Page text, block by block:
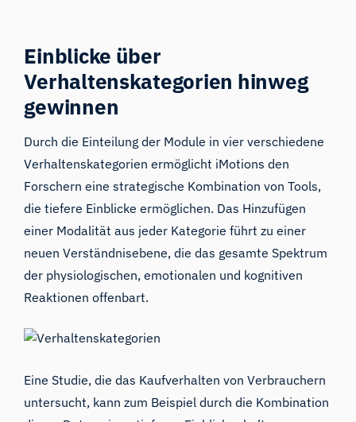
Einblicke über
Verhaltenskategorien hinweg
gewinnen
Durch die Einteilung der Module in vier verschiedene
Verhaltenskategorien ermöglicht iMotions den
Forschern eine strategische Kombination von Tools,
die tiefere Einblicke ermöglichen. Das Hinzufügen
einer Modalität aus jeder Kategorie führt zu einer
neuen Verständnisebene, die das gesamte Spektrum
der physiologischen, emotionalen und kognitiven
Reaktionen offenbart.
Eine Studie, die das Kaufverhalten von Verbrauchern
untersucht, kann zum Beispiel durch die Kombination